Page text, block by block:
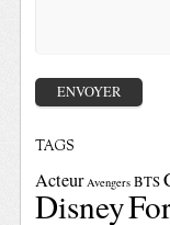
TAGS
Acteur Avengers BTS
Disney